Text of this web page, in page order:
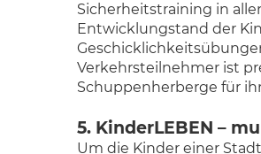
Sicherheitstraining in
Entwicklungstand der
Verkehrsteilnehmer ist
Schuppenherberge für
5. KinderLEBEN –
Um die Kinder einer